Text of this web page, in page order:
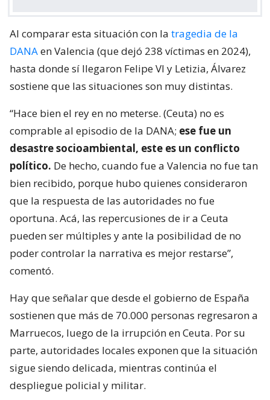
Al comparar esta situación con la tragedia de la
DANAen Valencia (que dejó 238 víctimas en 2024),
hasta donde sí llegaron Felipe VI y Letizia, Álvarez
sostiene que las situaciones son muy distintas.
“Hace bien el rey en no meterse. (Ceuta) no es
comprable al episodio de la DANA; ese fue un
desastre socioambiental, este es un conflicto
político. De hecho, cuando fue a Valencia no fue tan
bien recibido, porque hubo quienes consideraron
que la respuesta de las autoridades no fue
oportuna. Acá, las repercusiones de ir a Ceuta
pueden ser múltiples y ante la posibilidad de no
poder controlar la narrativa es mejor restarse”,
comentó.
Hay que señalar que desde el gobierno de España
sostienen que más de 70.000 personas regresaron a
Marruecos, luego de la irrupción en Ceuta. Por su
parte, autoridades locales exponen que la situación
sigue siendo delicada, mientras continúa el
despliegue policial y militar.